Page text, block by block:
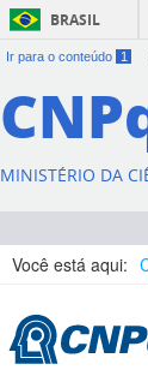
BRASIL
Ir para o conteúdo 1
MINISTÉRIO DA
Você está aqui: